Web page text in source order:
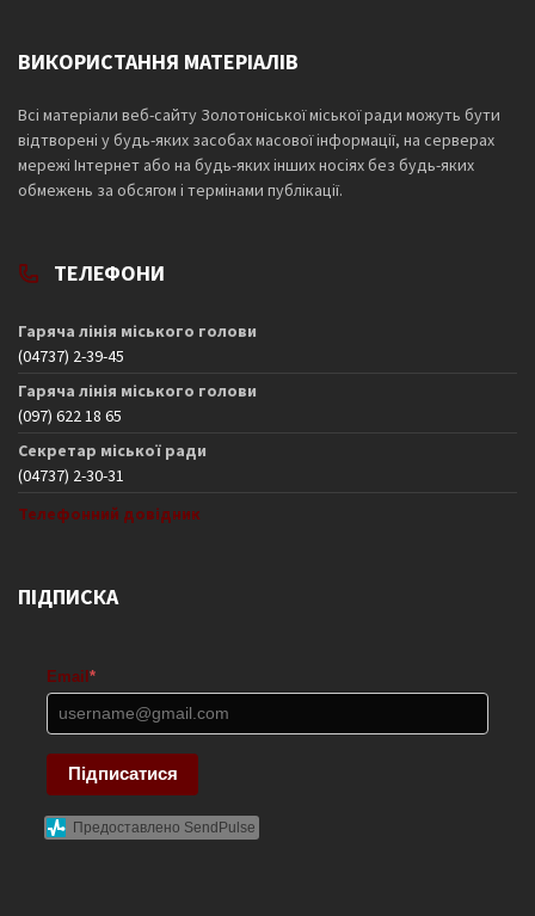
ВИКОРИСТАННЯ МАТЕРІАЛІВ
Всі матеріали веб-сайту Золотоніської міської ради можуть бути
відтворені у будь-яких засобах масової інформації, на серверах
мережі Інтернет або на будь-яких інших носіях без будь-яких
обмежень за обсягом і термінами публікації.
ТЕЛЕФОНИ
Гаряча лінія міського голови
(04737) 2-39-45
Гаряча лінія міського голови
(097) 622 18 65
Секретар міської ради
(04737) 2-30-31
Телефонний довідник
ПІДПИСКА
Email *
Підписатися
Предоставлено SendPulse